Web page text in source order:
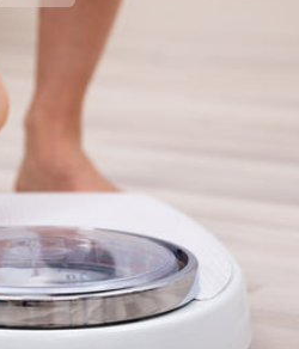
Best Seller
di piselli
del Siero di Latte da